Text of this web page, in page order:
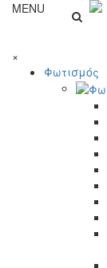
MENU
×
Φωτισμός